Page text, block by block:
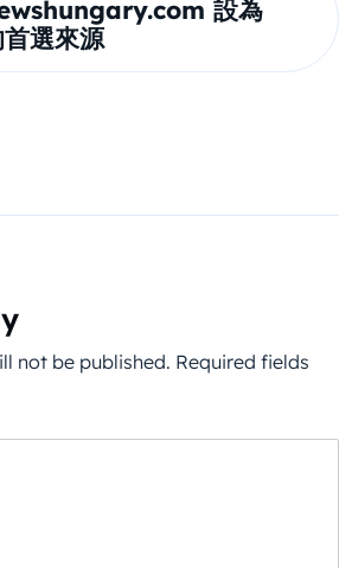
設為
選來源
not be published. Required fields